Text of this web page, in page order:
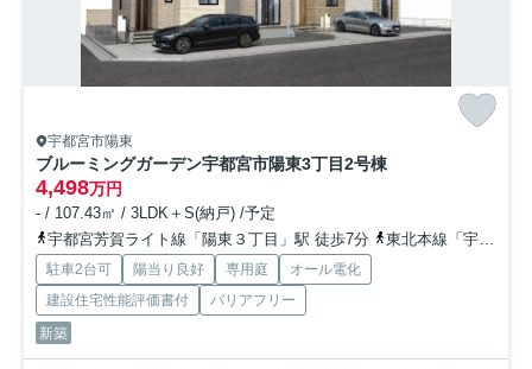
宇都宮市陽東
ブルーミングガーデン宇都宮市陽東3丁目2号棟
4,498万円
- / 107.43㎡ / 3LDK＋S(納戸) /予定
宇都宮芳賀ライト線「陽東３丁目」駅 徒歩7分
東北本線「宇都宮」駅 徒歩36分
駐車2台可 陽当り良好 専用庭
オール電化
建設住宅性能評価書付
バリアフリー
新築